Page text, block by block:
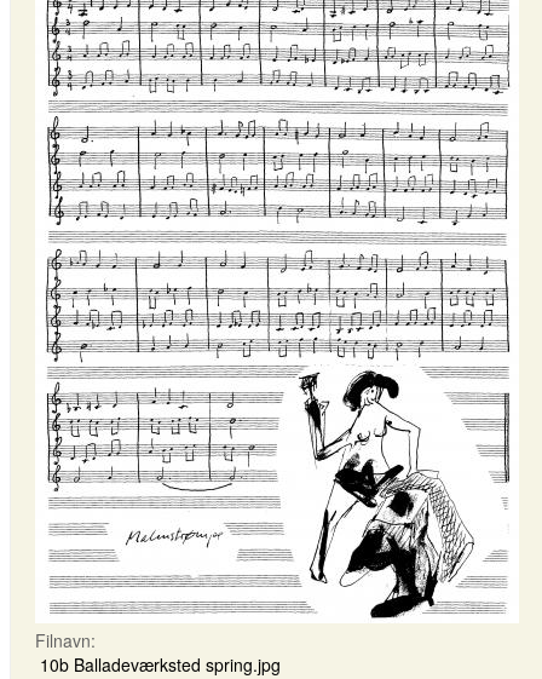
Filnavn:
10b Balladeværksted spring.jpg